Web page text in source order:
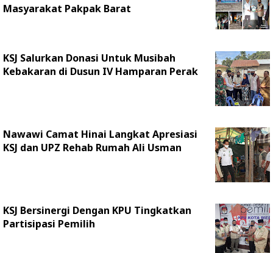
Masyarakat Pakpak Barat
KSJ Salurkan Donasi Untuk Musibah
Kebakaran di Dusun IV Hamparan Perak
Nawawi Camat Hinai Langkat Apresiasi
KSJ dan UPZ Rehab Rumah Ali Usman
KSJ Bersinergi Dengan KPU Tingkatkan
Partisipasi Pemilih